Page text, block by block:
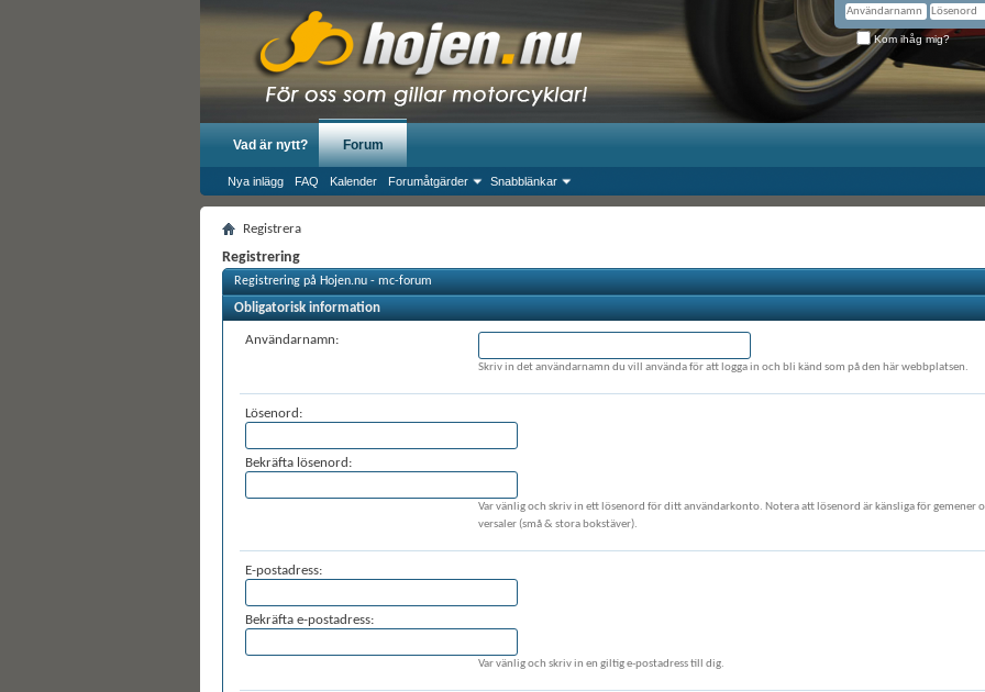
Kom ihåg mig?
Vad är nytt? Forum
Nya inlägg FAQ Kalender Forumåtgärder Snabblänkar
Registrera
Registrering
Registrering på Hojen.nu - mc-forum
Obligatorisk information
Användarnamn:
Skriv in det användarnamn du vill använda för att logga in och bli känd som på den här webbplatsen.
Lösenord:
Bekräfta lösenord:
Var vänlig och skriv in ett lösenord för ditt användarkonto. Notera att lösenord är känsliga för gemener
versaler (små & stora bokstäver).
E-postadress:
Bekräfta e-postadress:
Var vänlig och skriv in en giltig e-postadress till dig.